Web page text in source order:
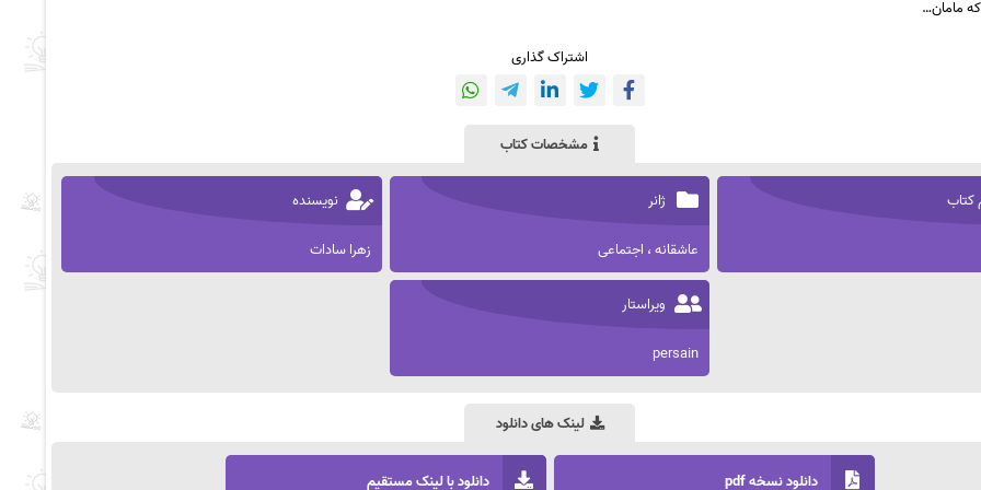
مامان…
اشتراک گذاری
مشخصات کتاب
کتاب ژانر
عاشقانه ، اجتماعی
نویسنده
زهرا سادات
ویراستار
persain
لینک های دانلود
دانلود نسخه pdf دانلود با لینک مستقیم